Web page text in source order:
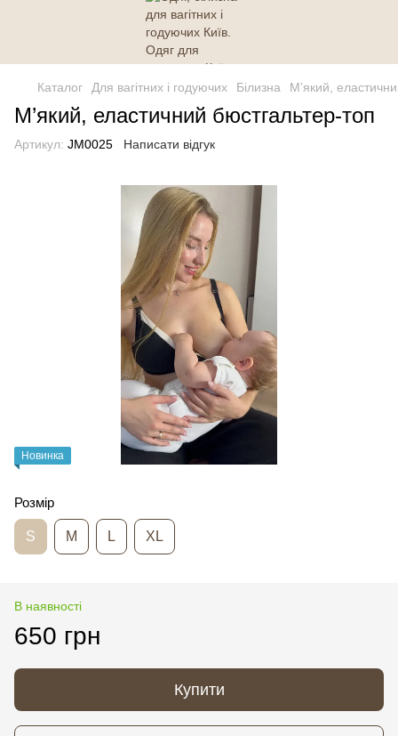
Каталог Для вагітних і годуючих Білизна М’який,
М’який, еластичний бюстгальтер-топ
Артикул: JM0025 Написати відгук
Новинка
Розмір
S M L XL
В наявності
650 грн
Купити